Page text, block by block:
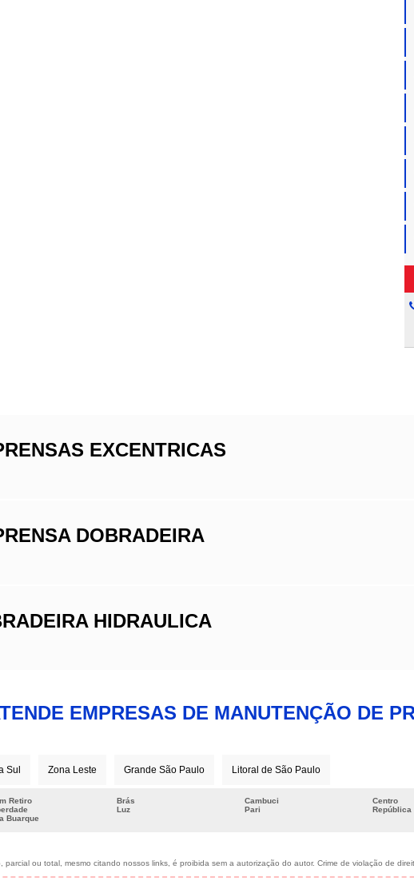
EXCENTRICAS
DOBRADEIRA
HIDRAULICA
EMPRESAS DE MANUTENÇÃO DE
Sul Zona Leste Grande São Paulo Litoral de São Paulo
Retiro Brás Cambuci Centro
Luz Pari República
Buarque
ou total, mesmo citando nossos links, é proibida sem a autorização do autor. Crime de violação de